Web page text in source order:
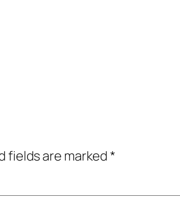
fields are marked*